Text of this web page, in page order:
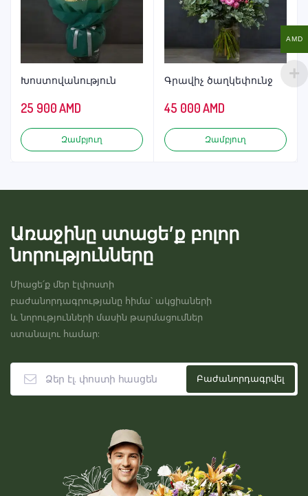
Խոստովանություն
25 900AMD
Զամբյուղ
Գրավիչ ծաղկեփունջ
45 000AMD
Զամբյուղ
Առաջինը ստացե’ք բոլոր
նորությունները
Միացե՛ք մեր էլփոստի
բաժանորդագրությանը հիմա՝ ակցիաների
և նորությունների մասին թարմացումներ
ստանալու համար:
AMD